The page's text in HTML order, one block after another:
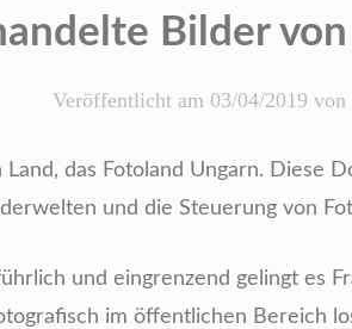
Bilder von
Veröffentlicht am 03/04/2019 von
Land, das Fotoland Ungarn. Diese
und die Steuerung von
und eingrenzend gelingt es
im öffentlichen Bereich